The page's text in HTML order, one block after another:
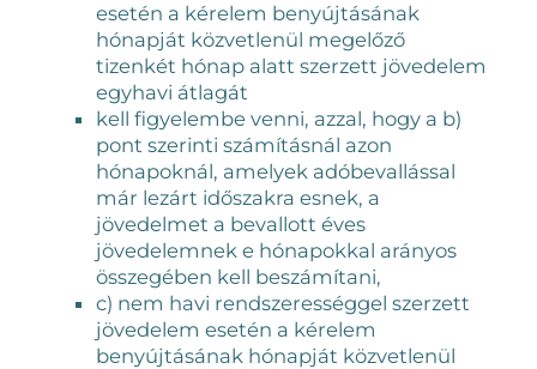
esetén a kérelem benyújtásának
hónapját közvetlenül megelőző
tizenkét hónap alatt szerzett jövedelem
egyhavi átlagát
kell figyelembe venni, azzal, hogy a b)
pont szerinti számításnál azon
hónapoknál, amelyek adóbevallással
már lezárt időszakra esnek, a
jövedelmet a bevallott éves
jövedelemnek e hónapokkal arányos
összegében kell beszámítani,
c) nem havi rendszerességgel szerzett
jövedelem esetén a kérelem
benyújtásának hónapját közvetlenül